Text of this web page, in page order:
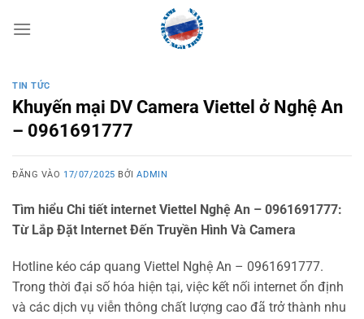
qua
TIN TỨC
Khuyến mại DV Camera Viettel ở Nghệ An
– 0961691777
ĐĂNG VÀO 17/07/2025 BỞIADMIN
Tìm hiểu Chi tiết internet Viettel Nghệ An – 0961691777:
Từ Lắp Đặt Internet Đến Truyền Hình Và Camera
Hotline kéo cáp quang Viettel Nghệ An – 0961691777.
Trong thời đại số hóa hiện tại, việc kết nối internet ổn định
và các dịch vụ viễn thông chất lượng cao đã trở thành nhu